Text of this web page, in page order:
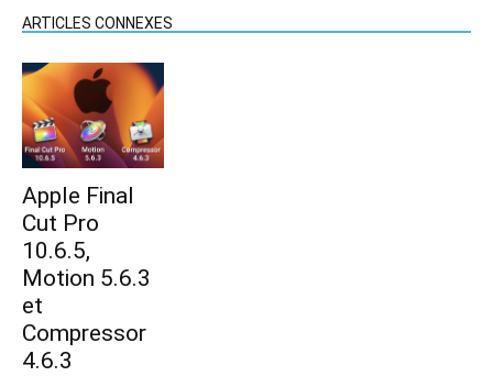
ARTICLES CONNEXES
Apple Final
Cut Pro
10.6.5,
Motion 5.6.3
et
Compressor
4.6.3